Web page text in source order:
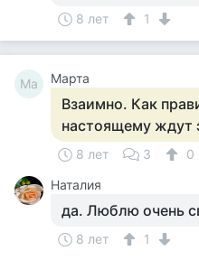
8 лет 1
Ма Марта
Взаимно. Как
настоящему ждут
8 лет 3
0
Наталия
да. Люблю очень
8 лет 1